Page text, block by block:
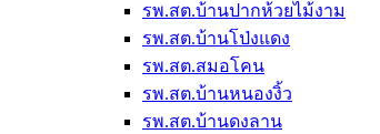
รพ.สต.บ้านปากห้วยไม้งาม
รพ.สต.บ้านโป่งแดง
รพ.สต.สมอโคน
รพ.สต.บ้านหนองงิ้ว
รพ.สต.บ้านดงลาน